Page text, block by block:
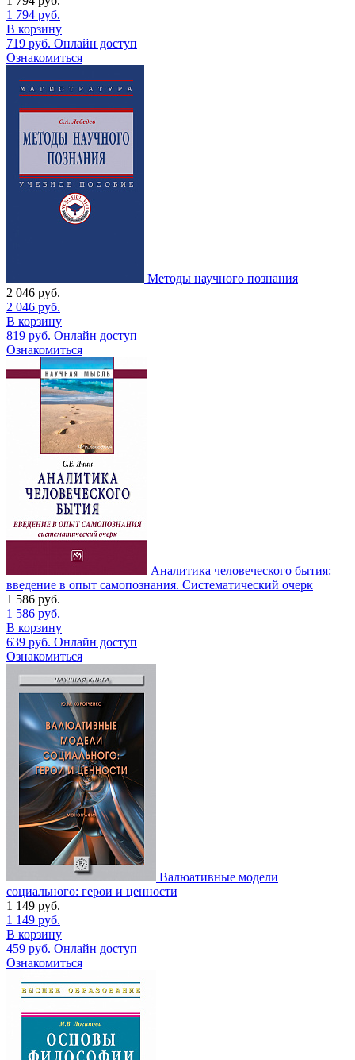
1 794 руб.
В корзину
719 руб. Онлайн доступ
Ознакомиться
Методы научного познания
2 046 руб.
2 046 руб.
В корзину
819 руб. Онлайн доступ
Ознакомиться
Аналитика человеческого бытия:
введение в опыт самопознания. Систематический очерк
1 586 руб.
1 586 руб.
В корзину
639 руб. Онлайн доступ
Ознакомиться
Валюативные модели
социального: герои и ценности
1 149 руб.
1 149 руб.
В корзину
459 руб. Онлайн доступ
Ознакомиться